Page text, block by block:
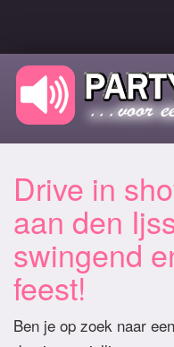
Drive in
aan den
swingend
feest!
Ben je op zoek naar